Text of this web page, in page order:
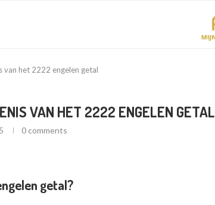
van het 2222 engelen getal
VAN HET 2222 ENGELEN GETAL
0 comments
getal?